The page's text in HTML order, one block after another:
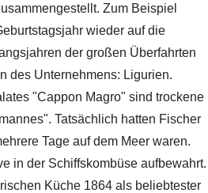
Zum Beispiel
wieder auf die
der großen Überfahrten
des Unternehmens: Ligurien.
"Cappon Magro" sind trockene
Tatsächlich hatten Fischer
Tage auf dem Meer waren.
in der Schiffskombüse aufbewahrt.
Küche 1864 als beliebtester